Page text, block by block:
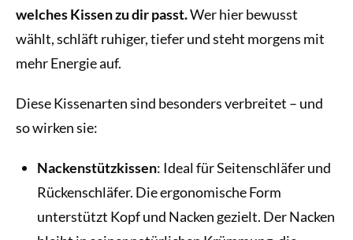
welches Kissen zu dir passt.Wer hier bewusst
wählt, schläft ruhiger, tiefer und steht morgens mit
mehr Energie auf.
Diese Kissenarten sind besonders verbreitet – und
so wirken sie:
Nackenstützkissen: Ideal für Seitenschläfer und
Rückenschläfer. Die ergonomische Form
unterstützt Kopf und Nacken gezielt. Der Nacken